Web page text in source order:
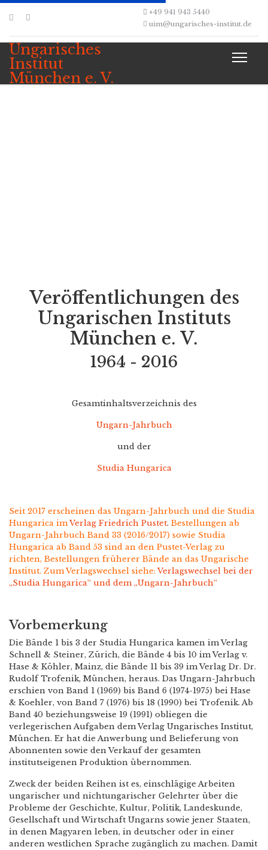
+49 941 943 5440
uim@ungarisches-institut.de
Ungarisches
Institut
München e. V.
Veröffentlichungen des
Ungarischen Instituts
München e. V.
1964 - 2016
Gesamtinhaltsverzeichnis des
Ungarn-Jahrbuch
und der
Studia Hungarica
Seit 2017 erscheinen das Ungarn-Jahrbuch und die Studia
Hungarica imVerlag Friedrich Pustet. Bestellungen ab
Ungarn-Jahrbuch Band 33 (2016/2017) sowie Studia
Hungarica ab Band 53 sind an den Pustet-Verlag zu
richten, Bestellungen früherer Bände an das Ungarische
Institut. Zum Verlagswechsel siehe: Verlagswechsel bei der
„Studia Hungarica“ und dem „Ungarn-Jahrbuch“
Vorbemerkung
Die Bände 1 bis 3 der Studia Hungarica kamen im Verlag
Schnell & Steiner, Zürich, die Bände 4 bis 10 im Verlag v.
Hase & Köhler, Mainz, die Bände 11 bis 39 im Verlag Dr. Dr.
Rudolf Trofenik, München, heraus. Das Ungarn-Jahrbuch
erschien von Band 1 (1969) bis Band 6 (1974-1975) bei Hase
& Koehler, von Band 7 (1976) bis 18 (1990) bei Trofenik. Ab
Band 40 beziehungsweise 19 (1991) obliegen die
verlegerischen Aufgaben dem Verlag Ungarisches Institut,
München. Er hat die Anwerbung und Belieferung von
Abonnenten sowie den Verkauf der gesamten
institutseigenen Produktion übernommen.
Zweck der beiden Reihen ist es, einschlägige Arbeiten
ungarischer und nichtungarischer Gelehrter über die
Probleme der Geschichte, Kultur, Politik, Landeskunde,
Gesellschaft und Wirtschaft Ungarns sowie jener Staaten,
in denen Magyaren leben, in deutscher oder in einer
anderen westlichen Sprache zugänglich zu machen. Damit